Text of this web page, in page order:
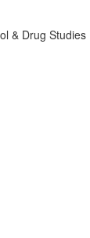
& Drug Studies